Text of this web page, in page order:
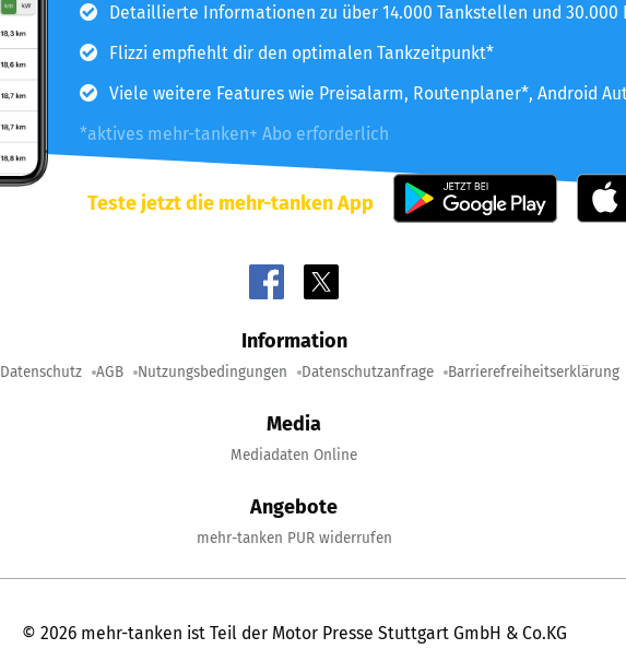
Detaillierte Informationen zu über 14.000 Tankstellen und 30.000
Flizzi empfiehlt dir den optimalen Tankzeitpunkt*
Viele weitere Features wie Preisalarm, Routenplaner*, Android
*aktives mehr-tanken+ Abo erforderlich
Teste jetzt die mehr-tanken App
Information
Datenschutz AGB Nutzungsbedingungen Datenschutzanfrage Barrierefreiheitserklärung
Media
Mediadaten Online
Angebote
mehr-tanken PUR widerrufen
© 2026 mehr-tanken ist Teil der Motor Presse Stuttgart GmbH & Co.KG